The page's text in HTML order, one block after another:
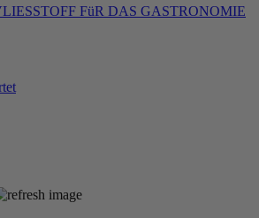
FüR DAS GASTRONOMIE